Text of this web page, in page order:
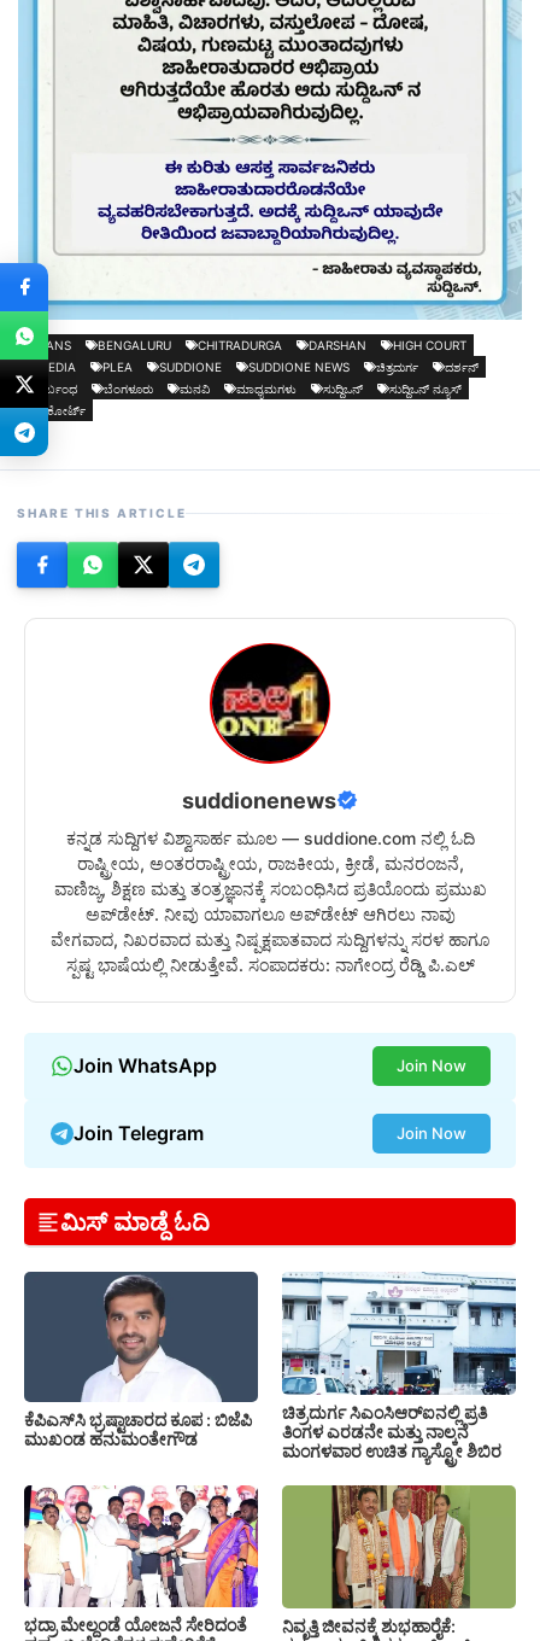
BANS BENGALURU CHITRADURGA DARSHAN
HIGH COURT
MEDIA
PLEA SUDDIONE SUDDIONE NEWS ಚಿತ್ರದುರ್ಗ
ದರ್ಶನ್
ನಿರ್ಬಂಧ
ಬೆಂಗಳೂರು ಮನವಿ ಮಾಧ್ಯಮಗಳು ಸುದ್ದಿಒನ್
ಸುದ್ದಿಒನ್ ನ್ಯೂಸ್
ಹೈಕೋರ್ಟ್
SHARE THIS ARTICLE
suddionenews
ಕನ್ನಡ ಸುದ್ದಿಗಳ ವಿಶ್ವಾಸಾರ್ಹ ಮೂಲ — suddione.com ನಲ್ಲಿ ಓದಿ
ರಾಷ್ಟ್ರೀಯ, ಅಂತರರಾಷ್ಟ್ರೀಯ, ರಾಜಕೀಯ, ಕ್ರೀಡೆ, ಮನರಂಜನೆ,
ವಾಣಿಜ್ಯ, ಶಿಕ್ಷಣ ಮತ್ತು ತಂತ್ರಜ್ಞಾನಕ್ಕೆ ಸಂಬಂಧಿಸಿದ ಪ್ರತಿಯೊಂದು ಪ್ರಮುಖ
ಅಪ್‌ಡೇಟ್. ನೀವು ಯಾವಾಗಲೂ ಅಪ್‌ಡೇಟ್ ಆಗಿರಲು ನಾವು
ವೇಗವಾದ, ನಿಖರವಾದ ಮತ್ತು ನಿಷ್ಪಕ್ಷಪಾತವಾದ ಸುದ್ದಿಗಳನ್ನು ಸರಳ ಹಾಗೂ
ಸ್ಪಷ್ಟ ಭಾಷೆಯಲ್ಲಿ ನೀಡುತ್ತೇವೆ. ಸಂಪಾದಕರು: ನಾಗೇಂದ್ರ ರೆಡ್ಡಿ ಪಿ.ಎಲ್
Join WhatsApp Join Now
Join Telegram Join Now
ಮಿಸ್ ಮಾಡ್ದೆ ಓದಿ
ಕೆಪಿಎಸ್‍ಸಿ ಭ್ರಷ್ಟಾಚಾರದ ಕೂಪ : ಬಿಜೆಪಿ
ಮುಖಂಡ ಹನುಮಂತೇಗೌಡ
ಚಿತ್ರದುರ್ಗ ಸಿಎಂಸಿಆರ್‍ಐನಲ್ಲಿ ಪ್ರತಿ
ತಿಂಗಳ ಎರಡನೇ ಮತ್ತು ನಾಲ್ಕನೆ
ಮಂಗಳವಾರ ಉಚಿತ ಗ್ಯಾಸ್ಟ್ರೋ ಶಿಬಿರ
ಭದ್ರಾ ಮೇಲ್ದಂಡೆ ಯೋಜನೆ ಸೇರಿದಂತೆ
ನಿವೃತ್ತಿ ಜೀವನಕ್ಕೆ ಶುಭಹಾರೈಕೆ: